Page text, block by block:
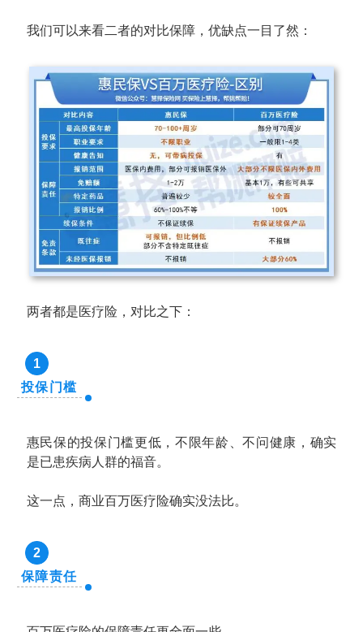
我们可以来看二者的对比保障，优缺点一目了然：
两者都是医疗险，对比之下：
1
投保门槛
惠民保的投保门槛更低，不限年龄、不问健康，确实
是已患疾病人群的福音。
这一点，商业百万医疗险确实没法比。
2
保障责任